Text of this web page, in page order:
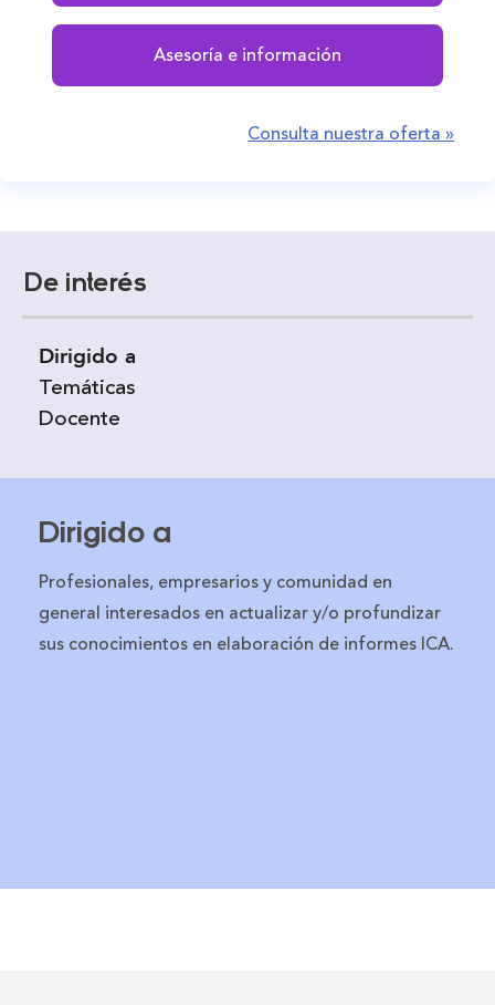
Asesoría e información
Consulta nuestra oferta »
De interés
Dirigido a
Temáticas
Docente
Dirigido a
Profesionales, empresarios y comunidad en
general interesados en actualizar y/o profundizar
sus conocimientos en elaboración de informes ICA.